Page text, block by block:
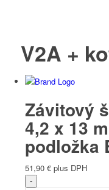
V2A +
Závitový
4,2 x 13
podložka
51,90 € plus DPH